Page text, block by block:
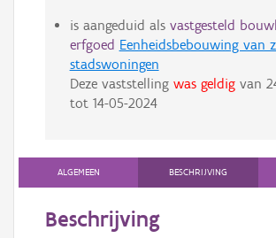
is aangeduid als vastgesteld
erfgoed Eenheidsbebouwing van
stadswoningen
Deze vaststelling was geldigvan
tot 14-05-2024
ALGEMEEN BESCHRIJVING
Beschrijving